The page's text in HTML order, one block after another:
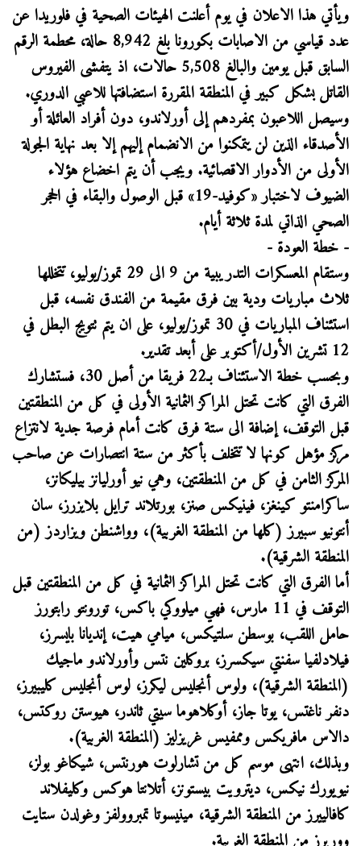
ويأتي هذا الاعلان في يوم أعلنت الهيئات الصحية في فلوريدا عن
عدد قياسي من الاصابات بكورونا بلغ 8,942 حالة، محطمة الرقم
السابق قبل يومين والبالغ 5,508 حالات، اذ يتفشى الفيروس
القاتل بشكل كبير في المنطقة المقررة استضافتها للاعبي الدوري.
وسيصل اللاعبون بمفردهم إلى أورلاندو، دون أفراد العائلة أو
الأصدقاء الذين لن يتمكنوا من الانضمام إليهم إلا بعد نهاية الجولة
الأولى من الأدوار الاقصائية. ويجب أن يتم اخضاع هؤلاء
الضيوف لاختبار «كوفيد-19» قبل الوصول والبقاء في الحجر
الصحي الذاتي لمدة ثلاثة أيام.
- خطة العودة -
وستقام المعسكرات التدريبية من 9 الى 29 تموز/يوليو، تتخللها
ثلاث مباريات ودية بين فرق مقيمة من الفندق نفسه، قبل
استئناف المباريات في 30 تموز/يوليو، على ان يتم تتويج البطل في
12 تشرين الأول/أكتوبر على أبعد تقدير.
وبحسب خطة الاستئناف بـ22 فريقا من أصل 30، فستشارك
الفرق التي كانت تحتل المراكز الثمانية الأولى في كل من المنطقتين
قبل التوقف، إضافة الى ستة فرق كانت أمام فرصة جدية لانتزاع
مركز مؤهل كونها لا تتخلف بأكثر من ستة انتصارات عن صاحب
المركز الثامن في كل من المنطقتين، وهي نيو أورليانز بيليكانز،
ساكرامنتو كينغز، فينيكس صنز، بورتلاند ترايل بلايزرز، سان
أنتونيو سبيرز (كلها من المنطقة الغربية)، وواشنطن ويزاردز (من
المنطقة الشرقية).
أما الفرق التي كانت تحتل المراكز الثمانية في كل من المنطقتين قبل
التوقف في 11 مارس، فهي ميلووكي باكس، تورونتو رابتورز
حامل اللقب، بوسطن سلتيكس، ميامي هيت، إنديانا بايسرز،
فيلادلفيا سفنتي سيكسرز، بروكلين نتس وأورلاندو ماجيك
(المنطقة الشرقية)، ولوس أنجليس ليكرز، لوس أنجليس كليبيرز،
دنفر ناغتس، يوتا جاز، أوكلاهوما سيتي ثاندر، هيوستن روكتس،
دالاس مافريكس وممفيس غريزليز (المنطقة الغربية).
وبذلك، انتهى موسم كل من تشارلوت هورنتس، شيكاغو بولز،
نيويورك نيكس، ديترويت بيستونز، أتلانتا هوكس وكليفلاند
كافالييرز من المنطقة الشرقية، مينيسوتا تمبروولفز وغولدن ستايت